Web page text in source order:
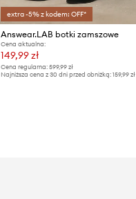
extra -5% z kodem: OFF*
Answear.LAB botki zamszowe
Cena aktualna:
149,99 zł
Cena regularna:599,99 zł
Najniższa cena z 30 dni przed obniżką:159,99 zł